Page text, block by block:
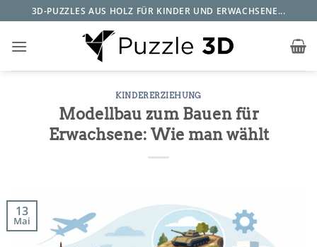
Inhalt
springen
3D-PUZZLES AUS HOLZ FÜR KINDER UND ERWACHSENE...
KINDERERZIEHUNG
Modellbau zum Bauen für
Erwachsene: Wie man wählt
13
Mai